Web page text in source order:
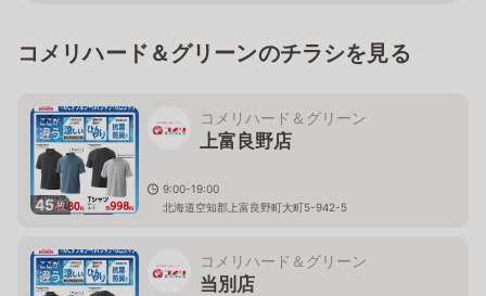
コメリハード＆グリーンのチラシを見る
45枚
コメリハード＆グリーン
上富良野店
9:00-19:00
北海道空知郡上富良野町大町5-942-5
コメリハード＆グリーン
当別店